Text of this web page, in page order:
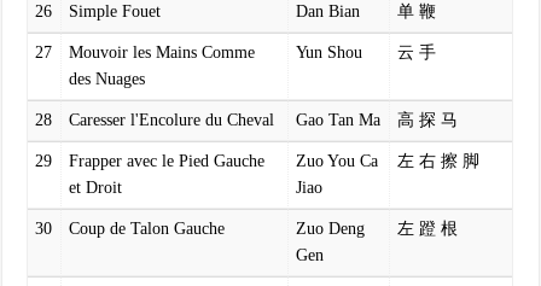
26 Simple Fouet Dan Bian 单 鞭
27
Mouvoir les Mains Comme
des Nuages
Yun Shou 云 手
28 Caresser l'Encolure du Cheval Gao Tan Ma 高 探 马
29
Frapper avec le Pied Gauche
et Droit
Zuo You Ca
Jiao
左 右 擦 脚
30 Coup de Talon Gauche
Zuo Deng
Gen
左 蹬 根